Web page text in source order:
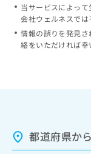
当サービスによっ
会社ウェルネスでは
情報の誤りを発見さ
絡をいただければ幸
都道府県か